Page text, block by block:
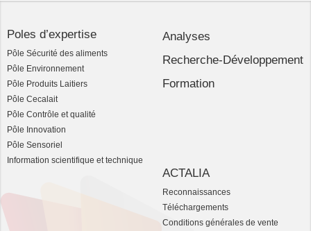
Poles d’expertise
Pôle Sécurité des aliments
Pôle Environnement
Pôle Produits Laitiers
Pôle Cecalait
Pôle Contrôle et qualité
Pôle Innovation
Pôle Sensoriel
Information scientifique et technique
Analyses
Recherche-Développement
Formation
ACTALIA
Reconnaissances
Téléchargements
Conditions générales de vente